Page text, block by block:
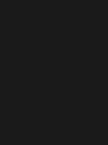
ventana)
ventana)